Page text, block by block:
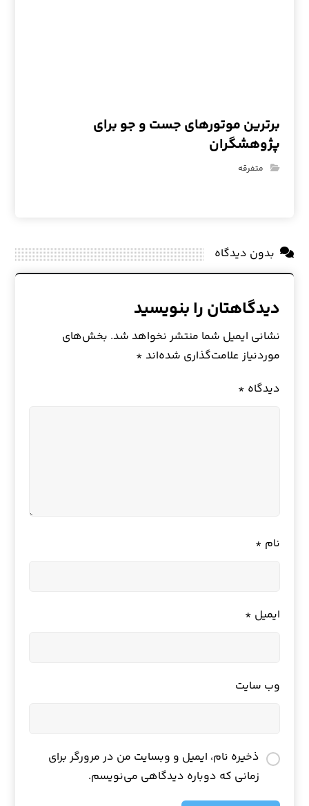
برترین موتورهای جست و جو برای
پژوهشگران
متفرقه
بدون دیدگاه
دیدگاهتان را بنویسید
نشانی ایمیل شما منتشر نخواهد شد. بخش‌های
موردنیاز علامت‌گذاری شده‌اند *
دیدگاه *
نام *
ایمیل *
وب‌ سایت
ذخیره نام، ایمیل و وبسایت من در مرورگر برای
زمانی که دوباره دیدگاهی می‌نویسم.